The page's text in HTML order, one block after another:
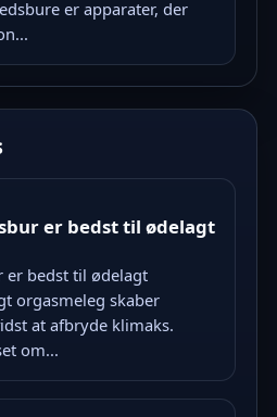
er apparater, der
er bedst til ødelagt
er bedst til ødelagt
orgasmeleg skaber
at afbryde klimaks.
om...